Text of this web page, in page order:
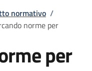
normativo /
norme per
per